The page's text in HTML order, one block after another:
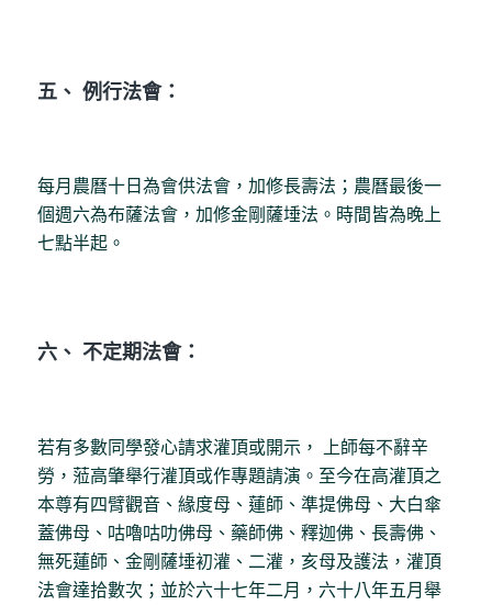
五、 例行法會：
每月農曆十日為會供法會，加修長壽法；農曆最後一
個週六為布薩法會，加修金剛薩埵法。時間皆為晚上
七點半起。
六、 不定期法會：
若有多數同學發心請求灌頂或開示， 上師每不辭辛
勞，蒞高肇舉行灌頂或作專題請演。至今在高灌頂之
本尊有四臂觀音、緣度母、蓮師、準提佛母、大白傘
蓋佛母、咕嚕咕叻佛母、藥師佛、釋迦佛、長壽佛、
無死蓮師、金剛薩埵初灌、二灌，亥母及護法，灌頂
法會達拾數次；並於六十七年二月，六十八年五月舉